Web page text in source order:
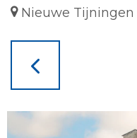
Nieuwe Tijningen